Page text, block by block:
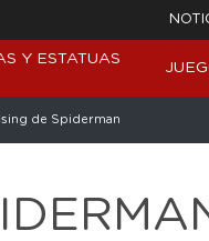
Y ESTATUAS
de Spiderman